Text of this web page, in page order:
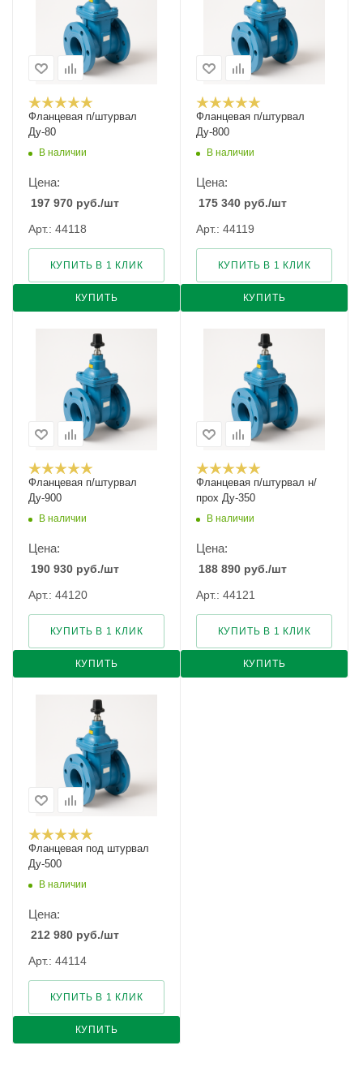
Фланцевая п/штурвал
Ду-80
В наличии
Цена:
197 970 руб./шт
Арт.: 44118
КУПИТЬ
КУПИТЬ В 1 КЛИК
Фланцевая п/штурвал
Ду-800
В наличии
Цена:
175 340 руб./шт
Арт.: 44119
КУПИТЬ
КУПИТЬ В 1 КЛИК
Фланцевая п/штурвал
Ду-900
В наличии
Цена:
190 930 руб./шт
Арт.: 44120
КУПИТЬ
КУПИТЬ В 1 КЛИК
Фланцевая п/штурвал н/
прох Ду-350
В наличии
Цена:
188 890 руб./шт
Арт.: 44121
КУПИТЬ
КУПИТЬ В 1 КЛИК
Фланцевая под штурвал
Ду-500
В наличии
Цена:
212 980 руб./шт
Арт.: 44114
КУПИТЬ
КУПИТЬ В 1 КЛИК